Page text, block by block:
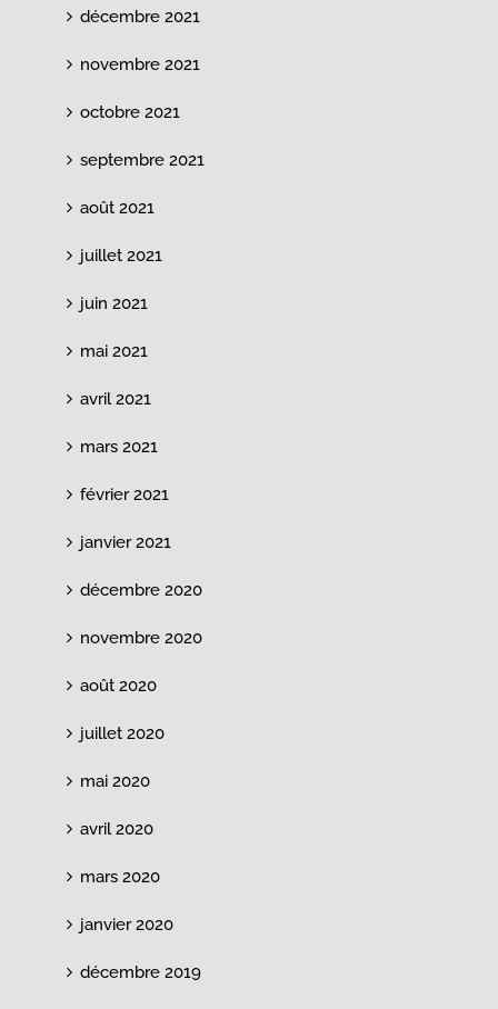
décembre 2021
novembre 2021
octobre 2021
septembre 2021
août 2021
juillet 2021
juin 2021
mai 2021
avril 2021
mars 2021
février 2021
janvier 2021
décembre 2020
novembre 2020
août 2020
juillet 2020
mai 2020
avril 2020
mars 2020
janvier 2020
décembre 2019